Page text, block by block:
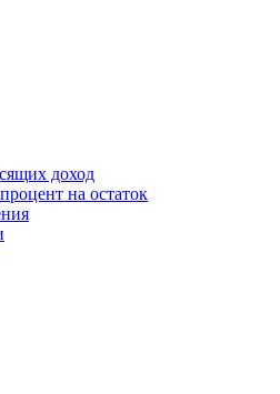
доход
на остаток